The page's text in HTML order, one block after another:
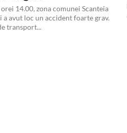
14.00, zona comunei Scanteia
a avut loc un accident foarte grav.
transport...